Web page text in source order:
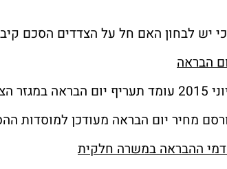
כי יש לבחון האם חל על הצדדים הסכם
הבראה
סך של 425 ש"ח.
מחיר יום הבראה מעודכן למוסדות
ההבראה במשרה חלקית